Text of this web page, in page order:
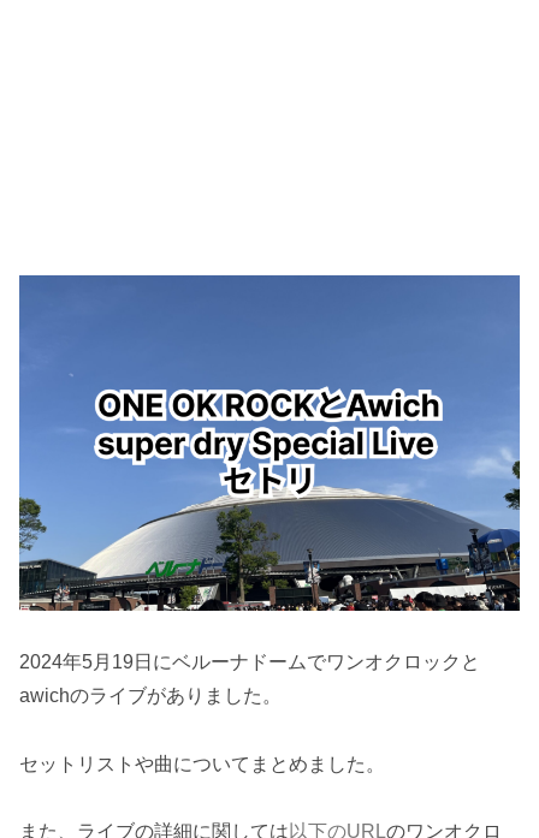
2024年5月19日にベルーナドームでワンオクロックと
awichのライブがありました。
セットリストや曲についてまとめました。
また、ライブの詳細に関しては以下のURLのワンオクロ